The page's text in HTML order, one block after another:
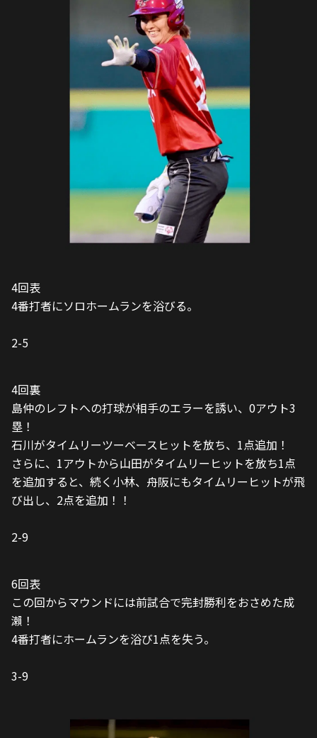
4番打者にソロホームランを浴びる。
島仲のレフトへの打球が相手のエラーを誘い、0アウト3
塁！
さらに、1アウトから山田がタイムリーヒットを放ち1点
び出し、2点を追加！！
2-9
6回表
この回からマウンドには前試合で完封勝利をおさめた成
瀨！